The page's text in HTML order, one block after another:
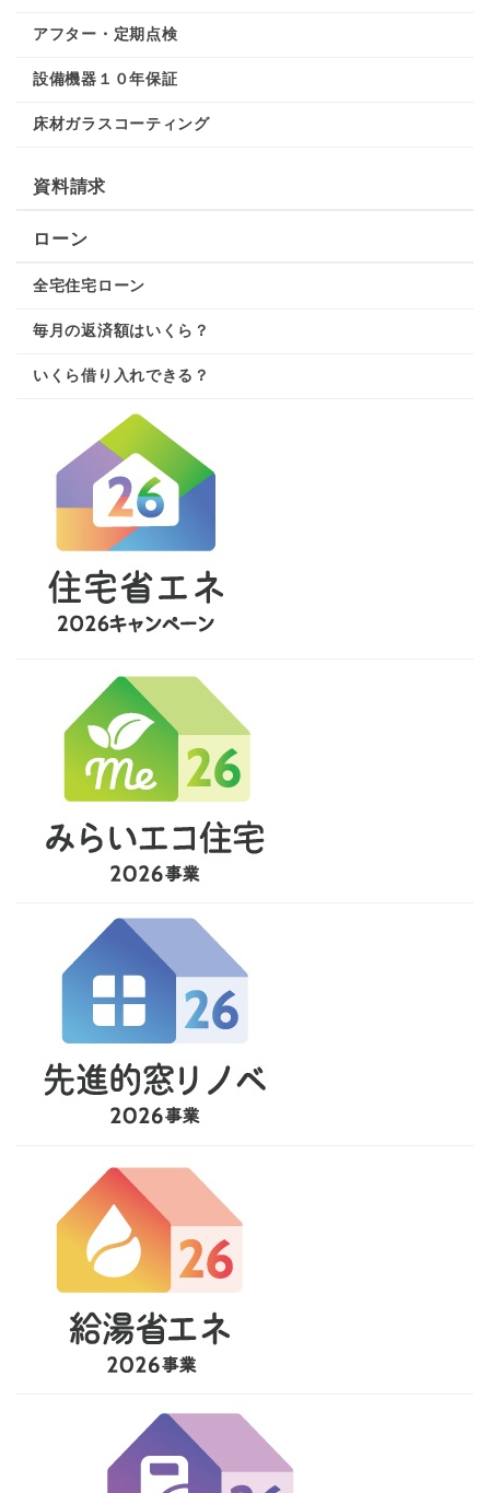
アフター・定期点検
設備機器１０年保証
床材ガラスコーティング
資料請求
ローン
全宅住宅ローン
毎月の返済額はいくら？
いくら借り入れできる？